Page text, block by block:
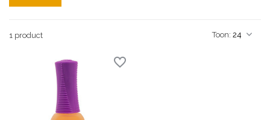
1 product Toon: